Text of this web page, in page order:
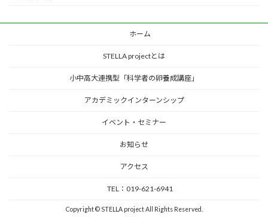
ホーム
STELLA projectとは
小中高大連携型「科学者の卵養成講座」
アカデミックインターンシップ
イベント・セミナー
お知らせ
アクセス
TEL：019-621-6941
Copyright © STELLA project All Rights Reserved.